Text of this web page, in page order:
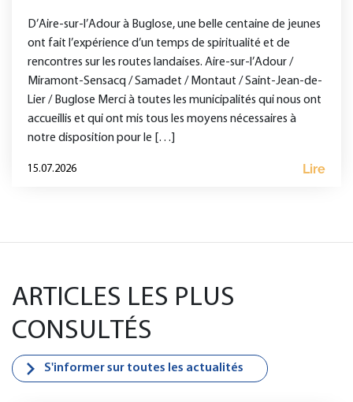
D’Aire-sur-l’Adour à Buglose, une belle centaine de jeunes
ont fait l’expérience d’un temps de spiritualité et de
rencontres sur les routes landaises. Aire-sur-l’Adour /
Miramont-Sensacq / Samadet / Montaut / Saint-Jean-de-
Lier / Buglose Merci à toutes les municipalités qui nous ont
accueillis et qui ont mis tous les moyens nécessaires à
notre disposition pour le […]
15.07.2026 Lire
ARTICLES LES PLUS
CONSULTÉS
S'informer sur toutes les actualités